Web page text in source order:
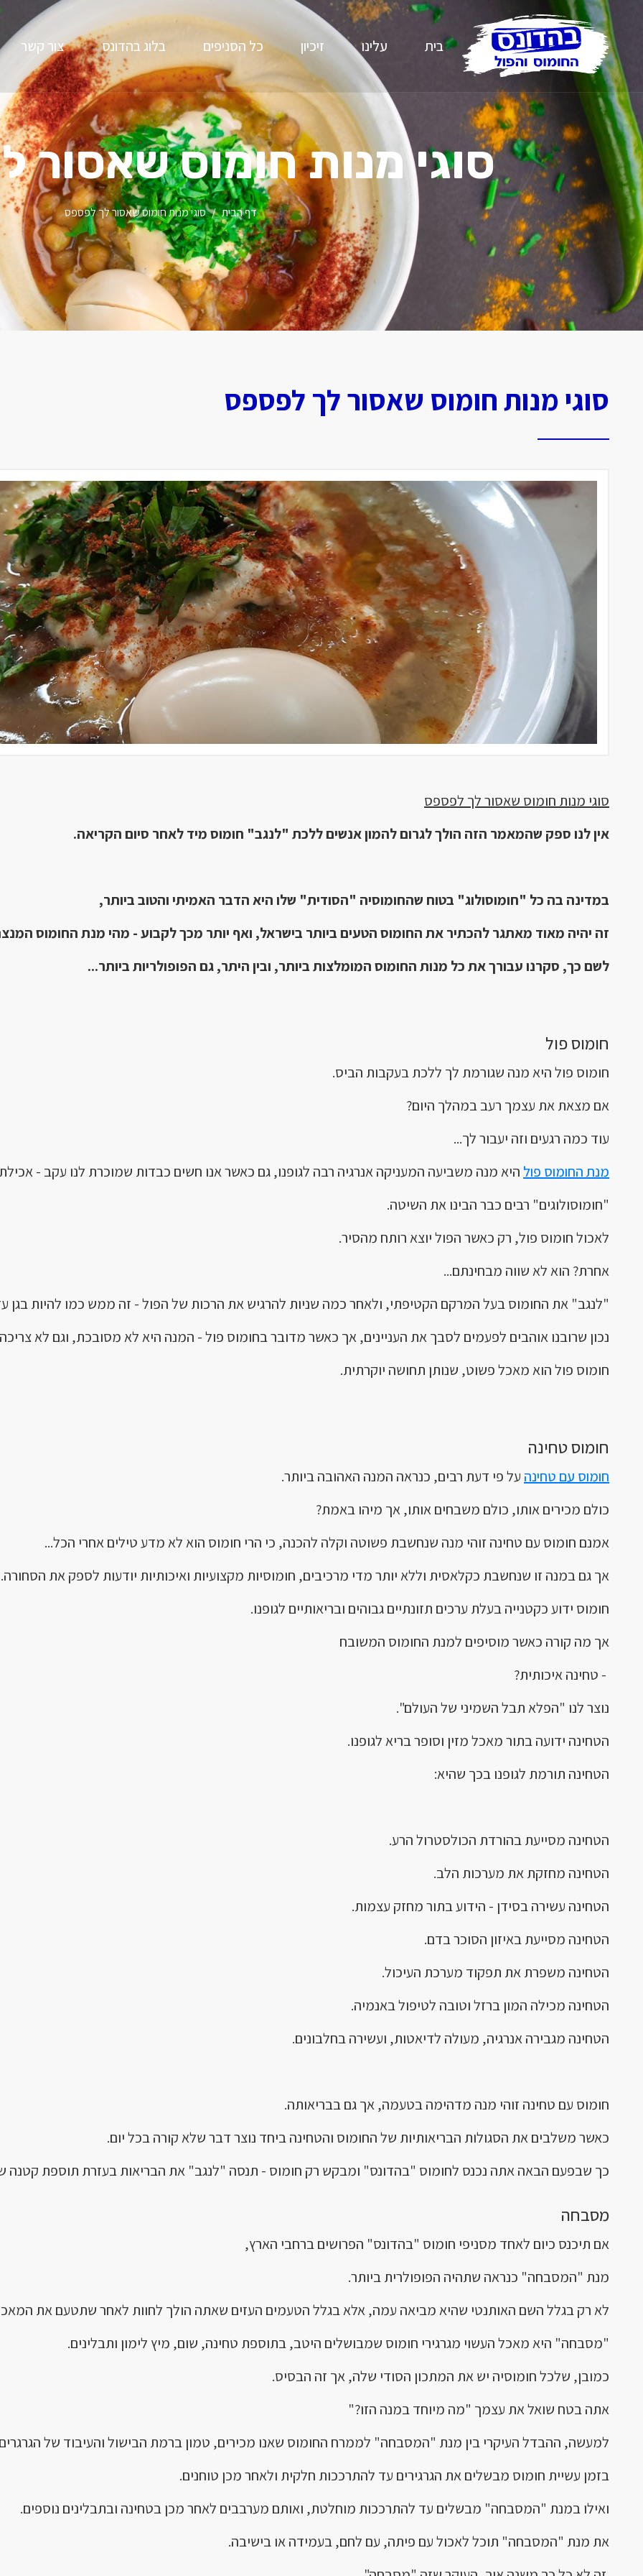
בית עלינו זיכיון כל הסניפים בלוג בהדונס צור קשר
סוגי מנות חומוס שאסור
דף הבית סוגי מנות חומוס שאסור לך לפספס
סוגי מנות חומוס שאסור לך לפספס
סוגי מנות חומוס שאסור לך לפספס
אין לנו ספק שהמאמר הזה הולך לגרום להמון אנשים ללכת "לנגב" חומוס מיד לאחר סיום הקריאה.
במדינה בה כל "חומוסולוג" בטוח שהחומוסיה "הסודית" שלו היא הדבר האמיתי והטוב ביותר,
זה יהיה מאוד מאתגר להכתיר את החומוס הטעים ביותר בישראל, ואף יותר מכך לקבוע - מהי מנת החומוס
לשם כך, סקרנו עבורך את כל מנות החומוס המומלצות ביותר, ובין היתר, גם הפופולריות ביותר...
חומוס פול
חומוס פול היא מנה שגורמת לך ללכת בעקבות הביס.
אם מצאת את עצמך רעב במהלך היום?
עוד כמה רגעים וזה יעבור לך...
מנת החומוס פול היא מנה משביעה המעניקה אנרגיה רבה לגופנו, גם כאשר אנו חשים כבדות שמוכרת לנו עקב -
"חומוסולוגים" רבים כבר הבינו את השיטה.
לאכול חומוס פול, רק כאשר הפול יוצא רותח מהסיר.
אחרת? הוא לא שווה מבחינתם...
"לנגב" את החומוס בעל המרקם הקטיפתי, ולאחר כמה שניות להרגיש את הרכות של הפול - זה ממש כמו להיות בגן
נכון שרובנו אוהבים לפעמים לסבך את העניינים, אך כאשר מדובר בחומוס פול - המנה היא לא מסובכת, וגם לא
חומוס פול הוא מאכל פשוט, שנותן תחושה יוקרתית.
חומוס טחינה
חומוס עם טחינה על פי דעת רבים, כנראה המנה האהובה ביותר.
כולם מכירים אותו, כולם משבחים אותו, אך מיהו באמת?
אמנם חומוס עם טחינה זוהי מנה שנחשבת פשוטה וקלה להכנה, כי הרי חומוס הוא לא מדע טילים אחרי הכל...
אך גם במנה זו שנחשבת כקלאסית וללא יותר מדי מרכיבים, חומוסיות מקצועיות ואיכותיות יודעות לספק את הסחורה.
חומוס ידוע כקטנייה בעלת ערכים תזונתיים גבוהים ובריאותיים לגופנו.
אך מה קורה כאשר מוסיפים למנת החומוס המשובח
- טחינה איכותית?
נוצר לנו "הפלא תבל השמיני של העולם".
הטחינה ידועה בתור מאכל מזין וסופר בריא לגופנו.
הטחינה תורמת לגופנו בכך שהיא:
הטחינה מסייעת בהורדת הכולסטרול הרע.
הטחינה מחזקת את מערכות הלב.
הטחינה עשירה בסידן - הידוע בתור מחזק עצמות.
הטחינה מסייעת באיזון הסוכר בדם.
הטחינה משפרת את תפקוד מערכת העיכול.
הטחינה מכילה המון ברזל וטובה לטיפול באנמיה.
הטחינה מגבירה אנרגיה, מעולה לדיאטות, ועשירה בחלבונים.
חומוס עם טחינה זוהי מנה מדהימה בטעמה, אך גם בבריאותה.
כאשר משלבים את הסגולות הבריאותיות של החומוס והטחינה ביחד נוצר דבר שלא קורה בכל יום.
כך שבפעם הבאה אתה נכנס לחומוס "בהדונס" ומבקש רק חומוס - תנסה "לנגב" את הבריאות בעזרת תוספת קטנה
מסבחה
אם תיכנס כיום לאחד מסניפי חומוס "בהדונס" הפרושים ברחבי הארץ,
מנת "המסבחה" כנראה שתהיה הפופולרית ביותר.
לא רק בגלל השם האותנטי שהיא מביאה עמה, אלא בגלל הטעמים העזים שאתה הולך לחוות לאחר שתטעם את
"מסבחה" היא מאכל העשוי מגרגירי חומוס שמבושלים היטב, בתוספת טחינה, שום, מיץ לימון ותבלינים.
כמובן, שלכל חומוסיה יש את המתכון הסודי שלה, אך זה הבסיס.
אתה בטח שואל את עצמך "מה מיוחד במנה הזו?"
למעשה, ההבדל העיקרי בין מנת "המסבחה" לממרח החומוס שאנו מכירים, טמון ברמת הבישול והעיבוד של
בזמן עשיית חומוס מבשלים את הגרגירים עד להתרככות חלקית ולאחר מכן טוחנים.
ואילו במנת "המסבחה" מבשלים עד להתרככות מוחלטת, ואותם מערבבים לאחר מכן בטחינה ובתבלינים נוספים.
את מנת "המסבחה" תוכל לאכול עם פיתה, עם לחם, בעמידה או בישיבה.